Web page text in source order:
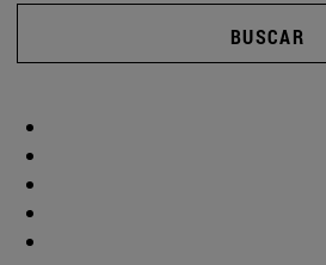
BUSCAR